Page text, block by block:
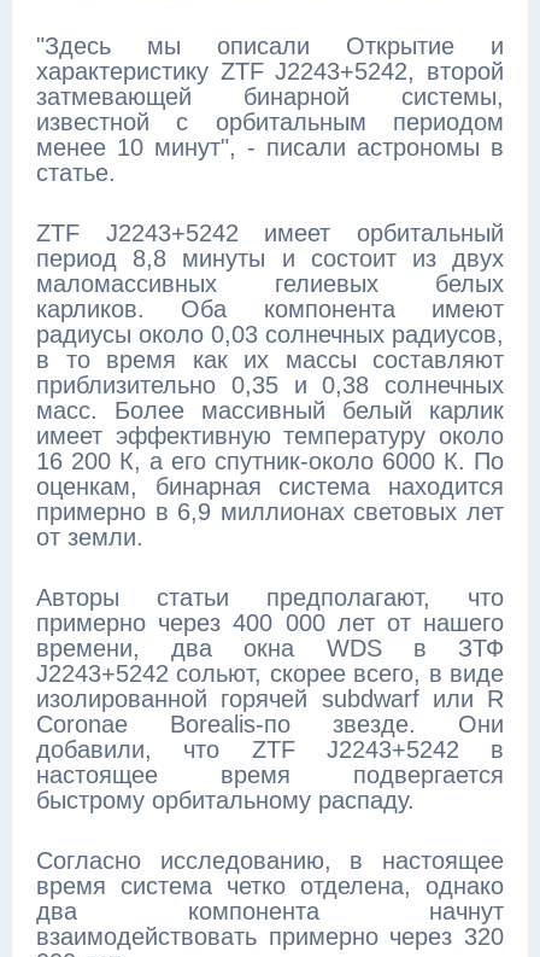
"Здесь мы описали Открытие и
характеристику ZTF J2243+5242, второй
затмевающей бинарной системы,
известной с орбитальным периодом
менее 10 минут", - писали астрономы в
статье.
ZTF J2243+5242 имеет орбитальный
период 8,8 минуты и состоит из двух
маломассивных гелиевых белых
карликов. Оба компонента имеют
радиусы около 0,03 солнечных радиусов,
в то время как их массы составляют
приблизительно 0,35 и 0,38 солнечных
масс. Более массивный белый карлик
имеет эффективную температуру около
16 200 К, а его спутник-около 6000 К. По
оценкам, бинарная система находится
примерно в 6,9 миллионах световых лет
от земли.
Авторы статьи предполагают, что
примерно через 400 000 лет от нашего
времени, два окна WDS в ЗТФ
J2243+5242 сольют, скорее всего, в виде
изолированной горячей subdwarf или R
Coronae Borealis-по звезде. Они
добавили, что ZTF J2243+5242 в
настоящее время подвергается
быстрому орбитальному распаду.
Согласно исследованию, в настоящее
время система четко отделена, однако
два компонента начнут
взаимодействовать примерно через 320